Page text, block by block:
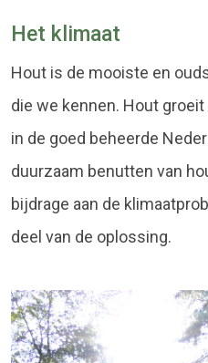
Het klimaat
Hout is de mooiste en
die we kennen. Hout
in de goed beheerde
duurzaam benutten van
bijdrage aan de
deel van de oplossing.